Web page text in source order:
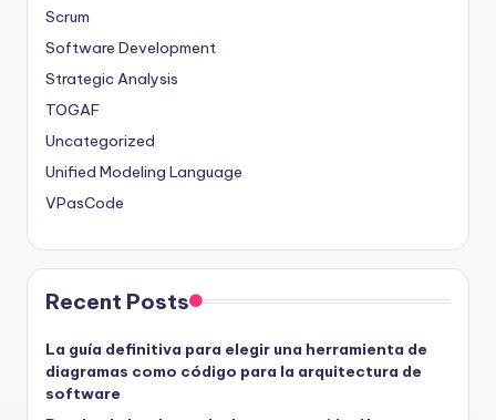
Scrum
Software Development
Strategic Analysis
TOGAF
Uncategorized
Unified Modeling Language
VPasCode
Recent Posts
La guía definitiva para elegir una herramienta de
diagramas como código para la arquitectura de
software